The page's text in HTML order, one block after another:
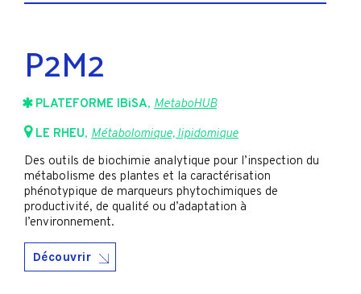
P2M2
PLATEFORME IBiSA, MetaboHUB
LE RHEU, Métabolomique, lipidomique
Des outils de biochimie analytique pour l’inspection du
métabolisme des plantes et la caractérisation
phénotypique de marqueurs phytochimiques de
productivité, de qualité ou d’adaptation à
l’environnement.
Découvrir